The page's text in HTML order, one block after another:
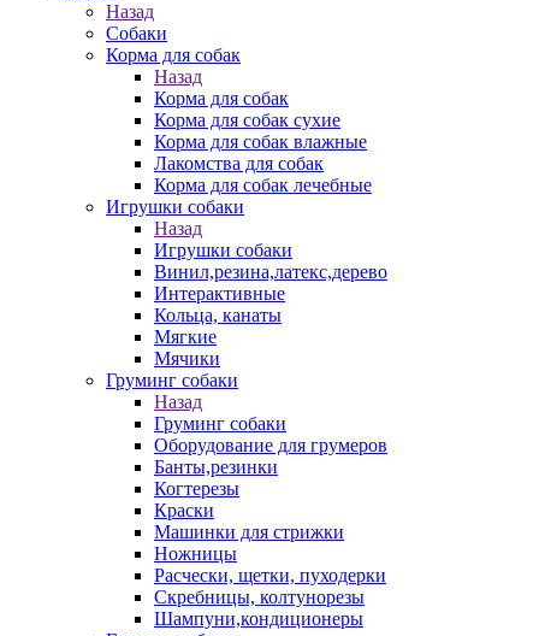
Назад
Собаки
Корма для собак
Назад
Корма для собак
Корма для собак сухие
Корма для собак влажные
Лакомства для собак
Корма для собак лечебные
Игрушки собаки
Назад
Игрушки собаки
Винил,резина,латекс,дерево
Интерактивные
Кольца, канаты
Мягкие
Мячики
Груминг собаки
Назад
Груминг собаки
Оборудование для грумеров
Банты,резинки
Когтерезы
Краски
Машинки для стрижки
Ножницы
Расчески, щетки, пуходерки
Скребницы, колтунорезы
Шампуни,кондиционеры